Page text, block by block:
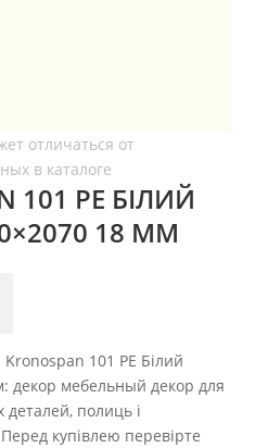
101 РЕ БІЛИЙ
18 ММ
101 РЕ Білий
декор мебельный декор для
деталей, полиць і
купівлею перевірте